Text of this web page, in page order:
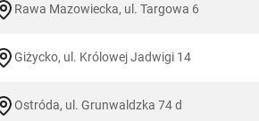
Rawa Mazowiecka, ul. Targowa 6
Giżycko, ul. Królowej Jadwigi 14
Ostróda, ul. Grunwaldzka 74 d